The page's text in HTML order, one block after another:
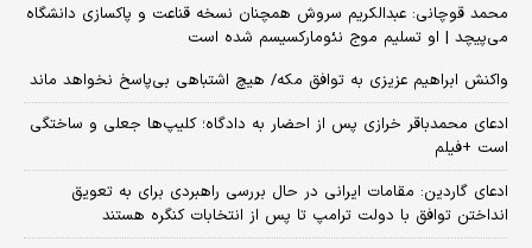
محمد قوچانی: عبدالکریم سروش همچنان نسخه قناعت و پاکسازی دانشگاه
می‌پیچد | او تسلیم موج نئومارکسیسم شده است
واکنش ابراهیم عزیزی به توافق مکه/ هیچ اشتباهی بی‌پاسخ نخواهد ماند
ادعای محمدباقر خرازی پس از احضار به دادگاه؛ کلیپ‌ها جعلی و ساختگی
است +فیلم
ادعای گاردین: مقامات ایرانی در حال بررسی راهبردی برای به تعویق
انداختن توافق با دولت ترامپ تا پس از انتخابات کنگره هستند